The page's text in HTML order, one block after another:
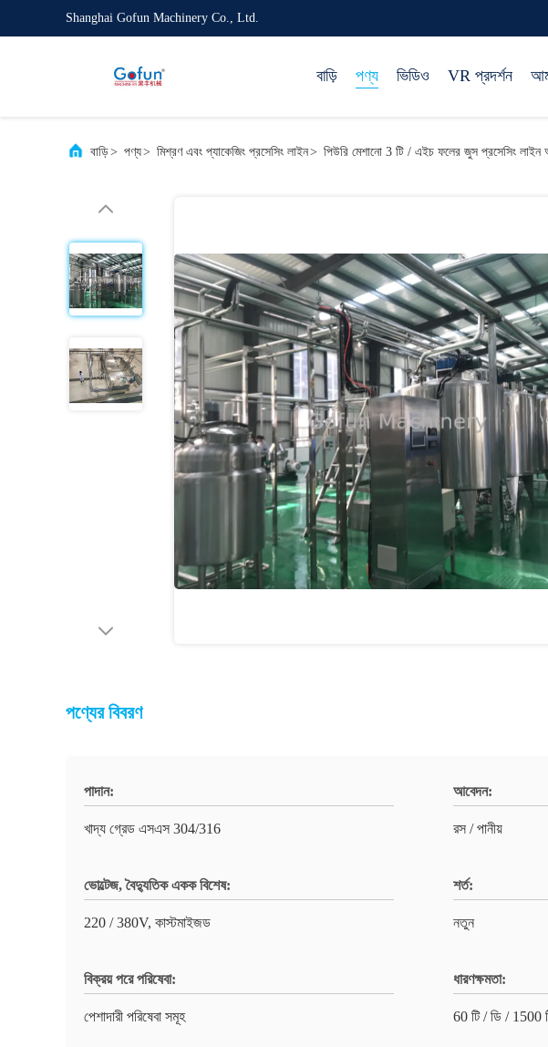
Shanghai Gofun Machinery Co., Ltd.
বাড়ি পণ্য ভিডিও VR প্রদর্শন
বাড়ি> পণ্য> মিশ্রণ এবং প্যাকেজিং প্রসেসিং লাইন> পিউরি মেশানো 3 টি / এইচ ফলের জুস প্রসেসিং লাইন
পণ্যের বিবরণ
পাদান:
খাদ্য গ্রেড এসএস 304/316
আবেদন:
রস / পানীয়
ভোল্টেজ, বৈদ্যুতিক একক বিশেষ:
220 / 380V, কাস্টমাইজড
শর্ত:
নতুন
বিক্রয় পরে পরিষেবা:
পেশাদারী পরিষেবা সমূহ
ধারণক্ষমতা:
60 টি / ডি / 1500